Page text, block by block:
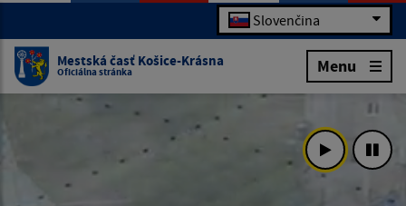
Slovenčina
Mestská časť Košice-Krásna
Oficiálna stránka Menu